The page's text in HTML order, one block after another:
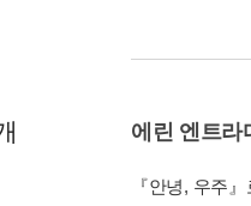
에린 엔트라
『안녕, 우주